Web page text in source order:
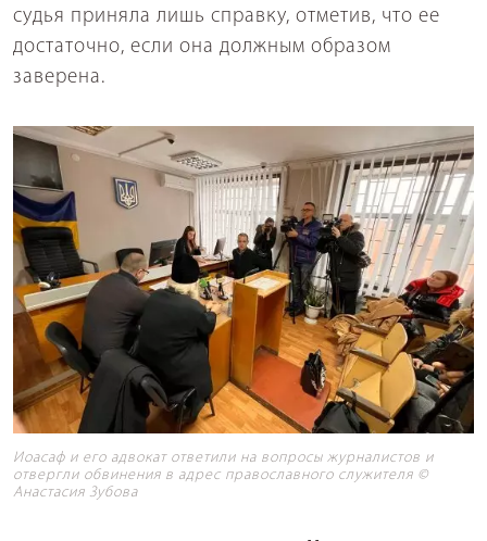
судья приняла лишь справку, отметив, что ее
достаточно, если она должным образом
заверена.
Иоасаф и его адвокат ответили на вопросы журналистов и
отвергли обвинения в адрес православного служителя ©
Анастасия Зубова